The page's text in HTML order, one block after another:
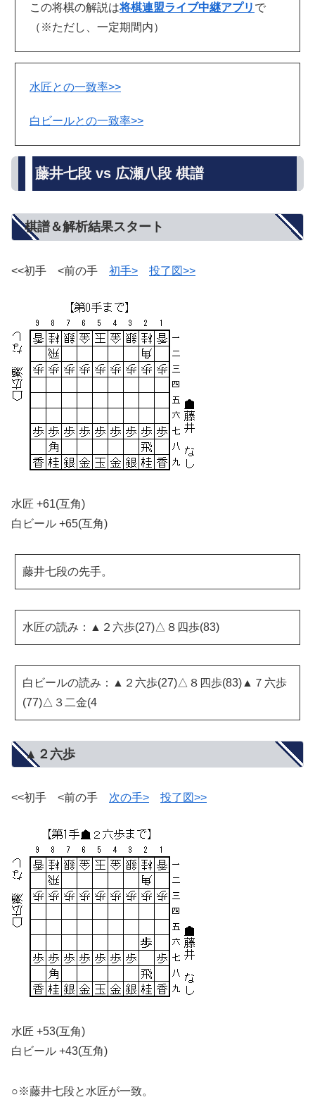
この将棋の解説は将棋連盟ライブ中継アプリ で
（※ただし、一定期間内）
水匠との一致率>>
白ビールとの一致率>>
藤井七段 vs 広瀬八段 棋譜
棋譜＆解析結果スタート
<<初手 <前の手 初手> 投了図>>
水匠 +61(互角)
白ビール +65(互角)
藤井七段の先手。
水匠の読み：▲２六歩(27)△８四歩(83)
白ビールの読み：▲２六歩(27)△８四歩(83)▲７六歩
(77)△３二金(4
▲２六歩
<<初手 <前の手 次の手> 投了図>>
水匠 +53(互角)
白ビール +43(互角)
○※藤井七段と水匠が一致。